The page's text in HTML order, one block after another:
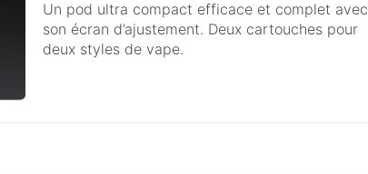
Un pod ultra compact efficace et complet avec
son écran d’ajustement. Deux cartouches pour
deux styles de vape.